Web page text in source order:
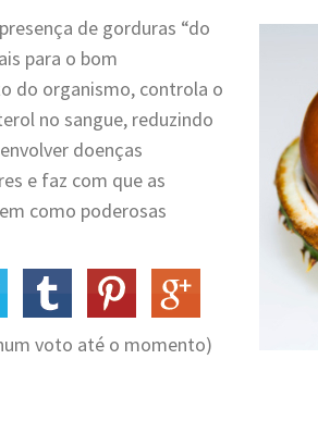
de gorduras “do
para o bom
do organismo, controla o
no sangue, reduzindo
doenças
e faz com que as
como poderosas
voto até o momento)